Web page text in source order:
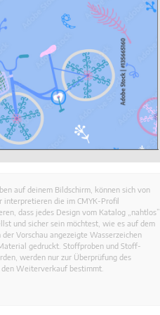
auf deinem Bildschirm, können sich von
interpretieren die im CMYK-Profil
dass jedes Design vom Katalog „nahtlos”
und sicher sein möchtest, wie es auf dem
Vorschau angezeigte Wasserzeichen
gedruckt. Stoffproben und Stoff-
werden nur zur Überprüfung des
Weiterverkauf bestimmt.